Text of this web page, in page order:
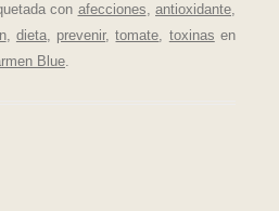
con afecciones, antioxidante,
, dieta, prevenir,tomate, toxinas en
Blue.